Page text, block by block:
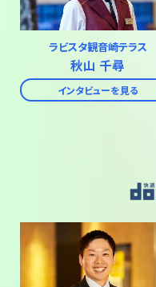
ラビスタ観音崎テラス
秋山 千尋
インタビューを見る